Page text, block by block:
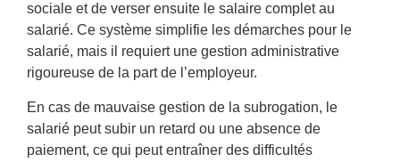
sociale et de verser ensuite le salaire complet au
salarié. Ce système simplifie les démarches pour le
salarié, mais il requiert une gestion administrative
rigoureuse de la part de l’employeur.
En cas de mauvaise gestion de la subrogation, le
salarié peut subir un retard ou une absence de
paiement, ce qui peut entraîner des difficultés